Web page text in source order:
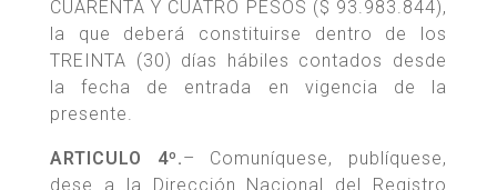
CUARENTA Y CUATRO PESOS ($ 93.983.844),
la que deberá constituirse dentro de los
TREINTA (30) días hábiles contados desde
la fecha de entrada en vigencia de la
presente.
ARTICULO 4º.– Comuníquese, publíquese,
dese a la Dirección Nacional del Registro